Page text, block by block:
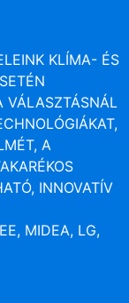
KLÍMA- ÉS
VÁLASZTÁSNÁL
A
INNOVATÍV
MIDEA, LG,